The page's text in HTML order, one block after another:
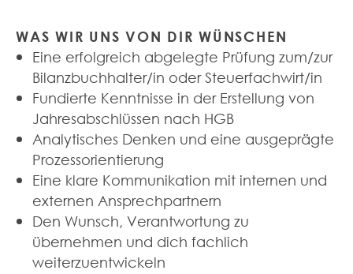
WAS WIR UNS VON DIR WÜNSCHEN
Eine erfolgreich abgelegte Prüfung zum/zur
Bilanzbuchhalter/in oder Steuerfachwirt/in
Fundierte Kenntnisse in der Erstellung von
Jahresabschlüssen nach HGB
Analytisches Denken und eine ausgeprägte
Prozessorientierung
Eine klare Kommunikation mit internen und
externen Ansprechpartnern
Den Wunsch, Verantwortung zu
übernehmen und dich fachlich
weiterzuentwickeln